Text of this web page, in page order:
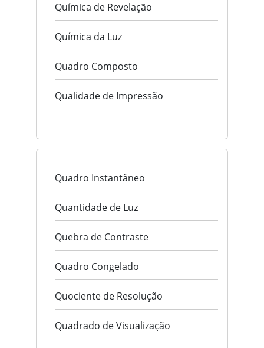
Química de Revelação
Química da Luz
Quadro Composto
Qualidade de Impressão
Quadro Instantâneo
Quantidade de Luz
Quebra de Contraste
Quadro Congelado
Quociente de Resolução
Quadrado de Visualização